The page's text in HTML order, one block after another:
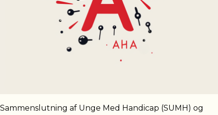
Sammenslutning af Unge Med Handicap (SUMH) og